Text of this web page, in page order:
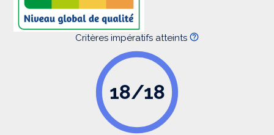
Critères impératifs atteints
18/18